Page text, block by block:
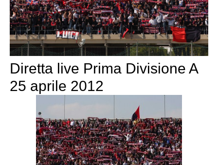
Diretta live Prima Divisione A
25 aprile 2012